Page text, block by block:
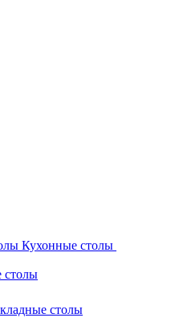
Кухонные столы
столы
столы